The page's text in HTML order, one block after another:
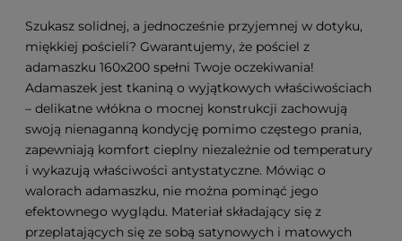
Szukasz solidnej, a jednocześnie przyjemnej w dotyku,
miękkiej pościeli? Gwarantujemy, że pościel z
adamaszku 160x200 spełni Twoje oczekiwania!
Adamaszek jest tkaniną o wyjątkowych właściwościach
– delikatne włókna o mocnej konstrukcji zachowują
swoją nienaganną kondycję pomimo częstego prania,
zapewniają komfort cieplny niezależnie od temperatury
i wykazują właściwości antystatyczne. Mówiąc o
walorach adamaszku, nie można pominąć jego
efektownego wyglądu. Materiał składający się z
przeplatających się ze sobą satynowych i matowych